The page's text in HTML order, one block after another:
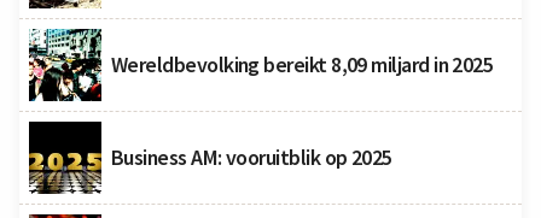
Wereldbevolking bereikt 8,09 miljard in 2025
Business AM: vooruitblik op 2025